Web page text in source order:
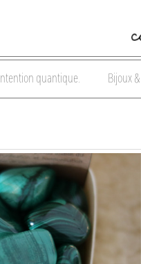
Intention quantique. Bijoux